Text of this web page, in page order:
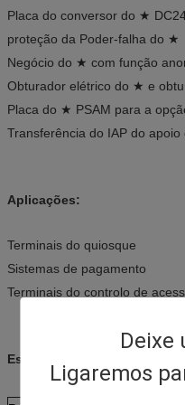
Deixe
Ligaremos
Placa do conversor do ★
proteção da Poder-falha do ★
Negócio do ★ com função
Obturador elétrico do ★ e
Placa do ★ PSAM para a
Transferência do IAP do
Aplicações:
Terminais do quiosque
Sistemas de pagamento
Terminais do controlo de
Especificações: